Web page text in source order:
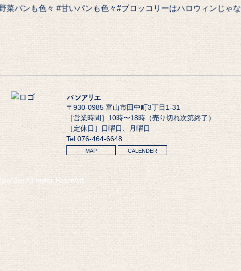
菜パンも色々 #甘いパンも色々#ブロッコリーはハロウィンじゃな
パンアリエ
〒930-0985 富山市田中町3丁目1-31
［営業時間］10時〜18時（売り切れ次第終了）
［定休日］日曜日、月曜日
Tel.076-464-6648
MAP CALENDER
All Rights Reserved.